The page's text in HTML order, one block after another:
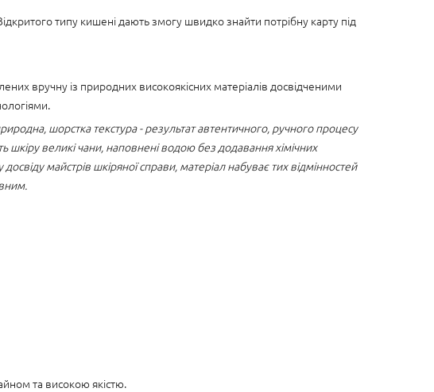
типу кишені дають змогу швидко знайти потрібну карту під
вручну із природних високоякісних матеріалів досвідченими
шорстка текстура - результат автентичного, ручного процесу
великі чани, наповнені водою без додавання хімічних
майстрів шкіряної справи, матеріал набуває тих відмінностей
та високою якістю.